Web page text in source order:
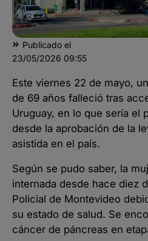
Publicado el
23/05/2026 09:55
Este viernes 22 de mayo,
de 69 años falleció tras
Uruguay, en lo que sería el
desde la aprobación de la
asistida en el país.
Según se pudo saber, la
internada desde hace diez
Policial de Montevideo
su estado de salud. Se
cáncer de páncreas en